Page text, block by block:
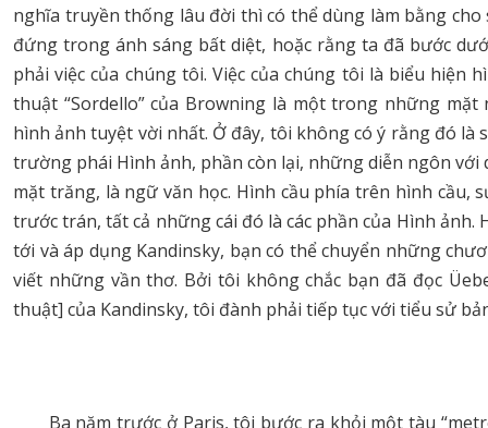
nghĩa truyền thống lâu đời thì có thể dùng làm bằng
đứng trong ánh sáng bất diệt, hoặc rằng ta đã bước
phải việc của chúng tôi. Việc của chúng tôi là biểu
thuật “Sordello” của Browning là một trong những
hình ảnh tuyệt vời nhất. Ở đây, tôi không có ý rằng đó
trường phái Hình ảnh, phần còn lại, những diễn ngôn với
mặt trăng, là ngữ văn học. Hình cầu phía trên hình
trước trán, tất cả những cái đó là các phần của Hình
tới và áp dụng Kandinsky, bạn có thể chuyển những
viết những vần thơ. Bởi tôi không chắc bạn đã đọc
thuật] của Kandinsky, tôi đành phải tiếp tục với tiểu sử
Ba năm trước ở Paris, tôi bước ra khỏi một tàu